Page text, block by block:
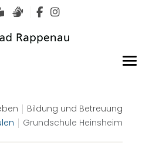
Leichte Sprache
Gebärdensprachen
Bildung und Betreuung
Grundschule Heinsheim